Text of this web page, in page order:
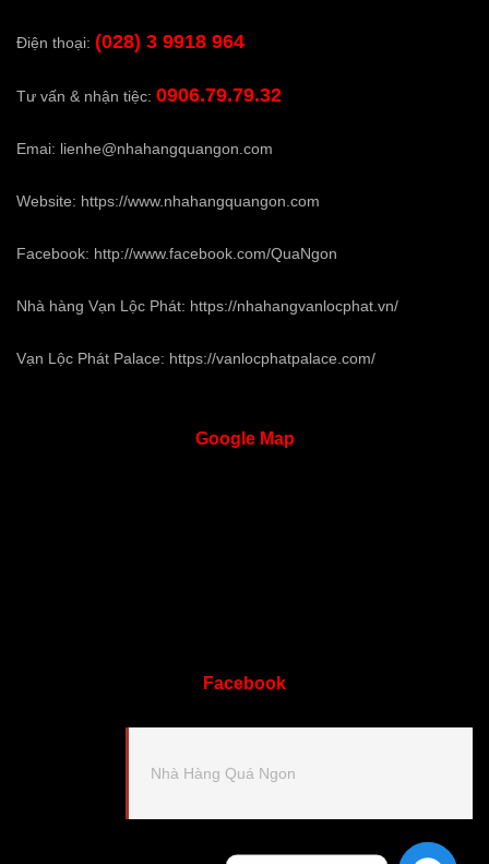
Điện thoại: (028) 3 9918 964
Tư vấn & nhận tiệc: 0906.79.79.32
Emai: lienhe@nhahangquangon.com
Website: https://www.nhahangquangon.com
Facebook: http://www.facebook.com/QuaNgon
Nhà hàng Vạn Lộc Phát: https://nhahangvanlocphat.vn/
Vạn Lộc Phát Palace: https://vanlocphatpalace.com/
GoogleMap
Facebook
Nhà Hàng Quá Ngon